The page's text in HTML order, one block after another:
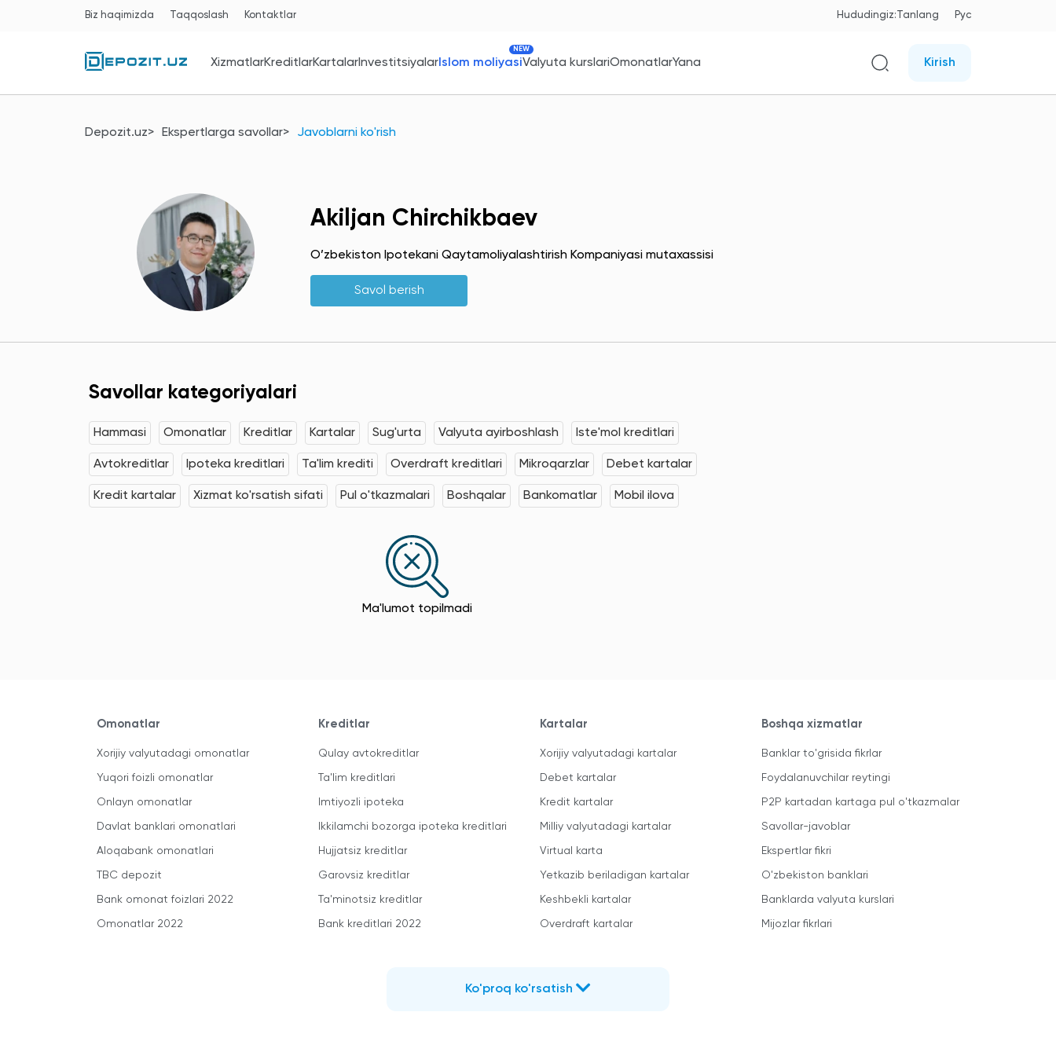
Biz haqimizda Taqqoslash Kontaktlar Hududingiz:Tanlang Рус
XizmatlarKreditlarKartalarInvestitsiyalarIslom moliyasi
NEW
Valyuta kurslariOmonatlarYana Kirish
Depozit.uz Ekspertlarga savollar Javoblarni ko'rish
Akiljan Chirchikbaev
O’zbekiston Ipotekani Qaytamoliyalashtirish Kompaniyasi mutaxassisi
Savol berish
Savollar kategoriyalari
Hammasi Omonatlar Kreditlar Kartalar Sug'urta Valyuta ayirboshlash Iste'mol kreditlari
Avtokreditlar Ipoteka kreditlari Ta'lim krediti Overdraft kreditlari Mikroqarzlar Debet kartalar
Kredit kartalar Xizmat ko'rsatish sifati Pul o'tkazmalari Boshqalar Bankomatlar Mobil ilova
Ma'lumot topilmadi
Omonatlar
Xorijiy valyutadagi omonatlar
Yuqori foizli omonatlar
Onlayn omonatlar
Davlat banklari omonatlari
Aloqabank omonatlari
TBC depozit
Bank omonat foizlari 2022
Omonatlar 2022
Kreditlar
Qulay avtokreditlar
Ta'lim kreditlari
Imtiyozli ipoteka
Ikkilamchi bozorga ipoteka kreditlari
Hujjatsiz kreditlar
Garovsiz kreditlar
Ta'minotsiz kreditlar
Bank kreditlari 2022
Kartalar
Xorijiy valyutadagi kartalar
Debet kartalar
Kredit kartalar
Milliy valyutadagi kartalar
Virtual karta
Yetkazib beriladigan kartalar
Keshbekli kartalar
Overdraft kartalar
Boshqa xizmatlar
Banklar to'grisida fikrlar
Foydalanuvchilar reytingi
P2P kartadan kartaga pul o'tkazmalar
Savollar-javoblar
Ekspertlar fikri
O'zbekiston banklari
Banklarda valyuta kurslari
Mijozlar fikrlari
Ko'proq ko'rsatish